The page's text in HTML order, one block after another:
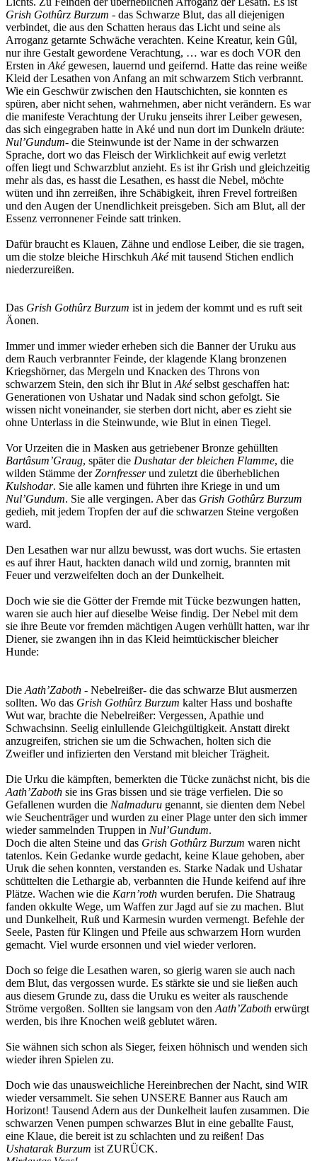
Grish Gothûrz Burzum - das Schwarze Blut, das all diejenigen
verbindet, die aus den Schatten heraus das Licht und seine als
Arroganz getarnte Schwäche verachten. Keine Kreatur, kein Gûl,
nur ihre Gestalt gewordene Verachtung, … war es doch VOR den
Ersten in Akégewesen, lauernd und geifernd. Hatte das reine weiße
Kleid der Lesathen von Anfang an mit schwarzem Stich verbrannt.
Wie ein Geschwür zwischen den Hautschichten, sie konnten es
spüren, aber nicht sehen, wahrnehmen, aber nicht verändern. Es war
die manifeste Verachtung der Uruku jenseits ihrer Leiber gewesen,
das sich eingegraben hatte in Aké und nun dort im Dunkeln dräute:
Nul’Gundum- die Steinwunde ist der Name in der schwarzen
Sprache, dort wo das Fleisch der Wirklichkeit auf ewig verletzt
offen liegt und Schwarzblut anzieht. Es ist ihr Grish und gleichzeitig
mehr als das, es hasst die Lesathen, es hasst die Nebel, möchte
wüten und ihn zerreißen, ihre Schäbigkeit, ihren Frevel fortreißen
und den Augen der Unendlichkeit preisgeben. Sich am Blut, all der
Essenz verronnener Feinde satt trinken.
Dafür braucht es Klauen, Zähne und endlose Leiber, die sie tragen,
um die stolze bleiche Hirschkuh Akémit tausend Stichen endlich
niederzureißen.
Das Grish Gothûrz Burzum ist in jedem der kommt und es ruft seit
Äonen.
Immer und immer wieder erheben sich die Banner der Uruku aus
dem Rauch verbrannter Feinde, der klagende Klang bronzenen
Kriegshörner, das Mergeln und Knacken des Throns von
schwarzem Stein, den sich ihr Blut in Akéselbst geschaffen hat:
Generationen von Ushatar und Nadak sind schon gefolgt. Sie
wissen nicht voneinander, sie sterben dort nicht, aber es zieht sie
ohne Unterlass in die Steinwunde, wie Blut in einen Tiegel.
Vor Urzeiten die in Masken aus getriebener Bronze gehüllten
Bartâsum’Graug, später die Dushatar der bleichen Flamme, die
wilden Stämme derZornfresserund zuletzt die überheblichen
Kulshodar. Sie alle kamen und führten ihre Kriege in und um
Nul’Gundum. Sie alle vergingen. Aber das Grish Gothûrz Burzum
gedieh, mit jedem Tropfen der auf die schwarzen Steine vergoßen
ward.
Den Lesathen war nur allzu bewusst, was dort wuchs. Sie ertasten
es auf ihrer Haut, hackten danach wild und zornig, brannten mit
Feuer und verzweifelten doch an der Dunkelheit.
Doch wie sie die Götter der Fremde mit Tücke bezwungen hatten,
waren sie auch hier auf dieselbe Weise findig. Der Nebel mit dem
sie ihre Beute vor fremden mächtigen Augen verhüllt hatten, war ihr
Diener, sie zwangen ihn in das Kleid heimtückischer bleicher
Hunde:
Die Aath’Zaboth - Nebelreißer- die das schwarze Blut ausmerzen
sollten. Wo das Grish Gothûrz Burzum kalter Hass und boshafte
Wut war, brachte die Nebelreißer: Vergessen, Apathie und
Schwachsinn. Seelig einlullende Gleichgültigkeit. Anstatt direkt
anzugreifen, strichen sie um die Schwachen, holten sich die
Zweifler und infizierten den Verstand mit bleicher Trägheit.
Die Urku die kämpften, bemerkten die Tücke zunächst nicht, bis die
Aath’Zaboth sie ins Gras bissen und sie träge verfielen. Die so
Gefallenen wurden die Nalmaduru genannt, sie dienten dem Nebel
wie Seuchenträger und wurden zu einer Plage unter den sich immer
wieder sammelnden Truppen in Nul’Gundum.
Doch die alten Steine und das Grish Gothûrz Burzum waren nicht
tatenlos. Kein Gedanke wurde gedacht, keine Klaue gehoben, aber
Uruk die sehen konnten, verstanden es. Starke Nadak und Ushatar
schüttelten die Lethargie ab, verbannten die Hunde keifend auf ihre
Plätze. Wachen wie die Karn’roth wurden berufen. Die Shatraug
fanden okkulte Wege, um Waffen zur Jagd auf sie zu machen. Blut
und Dunkelheit, Ruß und Karmesin wurden vermengt. Befehle der
Seele, Pasten für Klingen und Pfeile aus schwarzem Horn wurden
gemacht. Viel wurde ersonnen und viel wieder verloren.
Doch so feige die Lesathen waren, so gierig waren sie auch nach
dem Blut, das vergossen wurde. Es stärkte sie und sie ließen auch
aus diesem Grunde zu, dass die Uruku es weiter als rauschende
Ströme vergoßen. Sollten sie langsam von den Aath’Zaboth erwürgt
werden, bis ihre Knochen weiß geblutet wären.
Sie wähnen sich schon als Sieger, feixen höhnisch und wenden sich
wieder ihren Spielen zu.
Doch wie das unausweichliche Hereinbrechen der Nacht, sind WIR
wieder versammelt. Sie sehen UNSERE Banner aus Rauch am
Horizont! Tausend Adern aus der Dunkelheit laufen zusammen. Die
schwarzen Venen pumpen schwarzes Blut in eine geballte Faust,
eine Klaue, die bereit ist zu schlachten und zu reißen! Das
Ushatarak Burzum ist ZURÜCK.